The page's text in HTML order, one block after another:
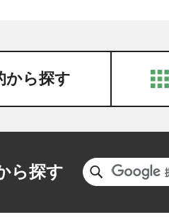
から探す
ら探す